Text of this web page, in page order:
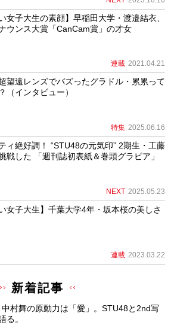
女子大生の素顔】早稲田大学・渡邉結衣、
ウンス大賞「CanCam賞」の才女
連載 2021.04.21
望遠レンズでバズったグラドル・累累って
（インタビュー）
特集 2025.06.16
ィ絶好調！ “STU48の元気印” 2期生・工藤
戦した 「週刊誌初表紙＆巻頭グラビア」
NEXT 2025.05.23
女子大生】千葉大学4年・坂本桜の美しさ
連載 2023.03.22
新着記事
村舞の原動力は「愛」。STU48と2nd写
る。